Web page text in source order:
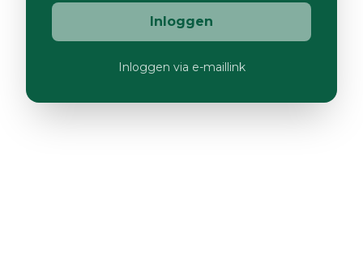
Inloggen
Inloggen via e-maillink